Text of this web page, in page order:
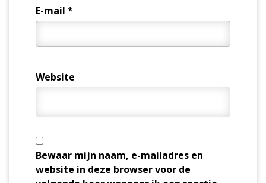
E-mail *
Website
Bewaar mijn naam, e-mailadres en
website in deze browser voor de